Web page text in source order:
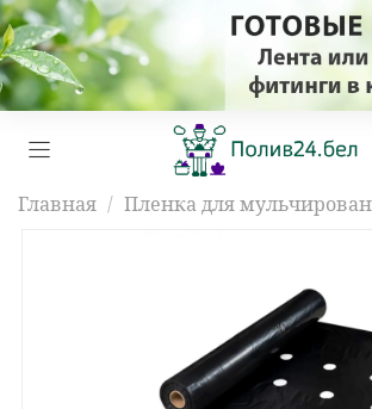
Главная Пленка для